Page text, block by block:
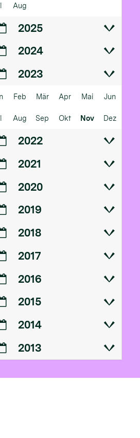
Aug
2025
2024
2023
Feb Mär Apr Mai Jun
Aug Sep Okt Nov Dez
2022
2021
2020
2019
2018
2017
2016
2015
2014
2013